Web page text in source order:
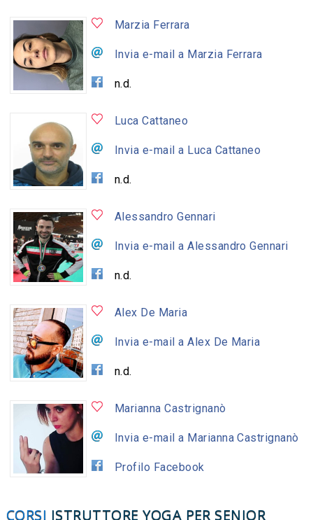
Marzia Ferrara
Invia e-mail a Marzia Ferrara
n.d.
Luca Cattaneo
Invia e-mail a Luca Cattaneo
n.d.
Alessandro Gennari
Invia e-mail a Alessandro Gennari
n.d.
Alex De Maria
Invia e-mail a Alex De Maria
n.d.
Marianna Castrignanò
Invia e-mail a Marianna Castrignanò
Profilo Facebook
CORSI ISTRUTTORE YOGA PER SENIOR